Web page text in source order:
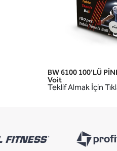
HIZLI
BW 6100 100'LÜ
Voit
Teklif Almak İçin